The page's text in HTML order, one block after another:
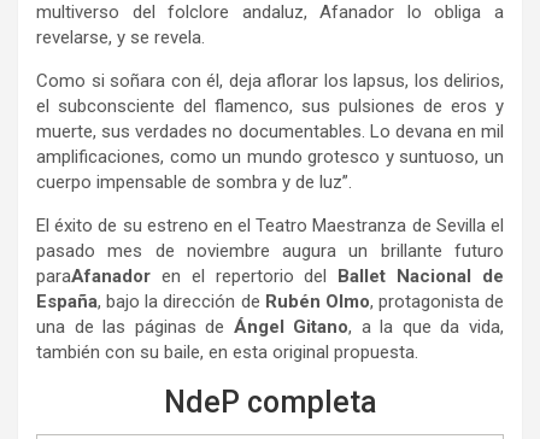
multiverso del folclore andaluz, Afanador lo obliga a
revelarse, y se revela.
Como si soñara con él, deja aflorar los lapsus, los delirios,
el subconsciente del flamenco, sus pulsiones de eros y
muerte, sus verdades no documentables. Lo devana en mil
amplificaciones, como un mundo grotesco y suntuoso, un
cuerpo impensable de sombra y de luz”.
El éxito de su estreno en el Teatro Maestranza de Sevilla el
pasado mes de noviembre augura un brillante futuro
paraAfanador en el repertorio del Ballet Nacional de
España, bajo la dirección de Rubén Olmo, protagonista de
una de las páginas de Ángel Gitano, a la que da vida,
también con su baile, en esta original propuesta.
NdeP completa